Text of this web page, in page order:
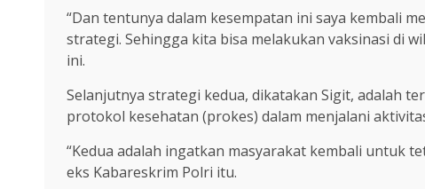
“Dan tentunya dalam kesempatan ini saya kembali
strategi. Sehingga kita bisa melakukan vaksinasi di
ini.
Selanjutnya strategi kedua, dikatakan Sigit, adalah
protokol kesehatan (prokes) dalam menjalani
“Kedua adalah ingatkan masyarakat kembali untuk
eks Kabareskrim Polri itu.